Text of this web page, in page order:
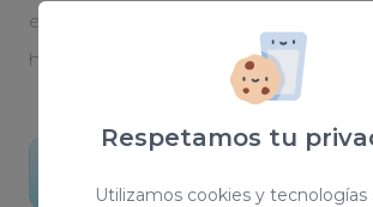
Respetamos tu
Utilizamos cookies y tecnologías
encargamos de que tu web sea
hacia la conversión.